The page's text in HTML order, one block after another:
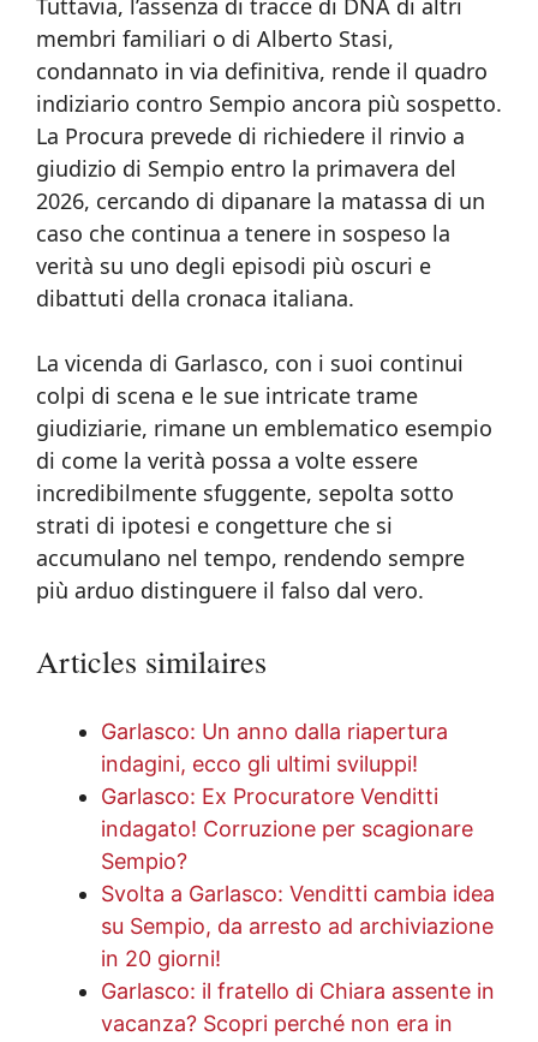
Tuttavia, l’assenza di tracce di DNA di altri
membri familiari o di Alberto Stasi,
condannato in via definitiva, rende il quadro
indiziario contro Sempio ancora più sospetto.
La Procura prevede di richiedere il rinvio a
giudizio di Sempio entro la primavera del
2026, cercando di dipanare la matassa di un
caso che continua a tenere in sospeso la
verità su uno degli episodi più oscuri e
dibattuti della cronaca italiana.
La vicenda di Garlasco, con i suoi continui
colpi di scena e le sue intricate trame
giudiziarie, rimane un emblematico esempio
di come la verità possa a volte essere
incredibilmente sfuggente, sepolta sotto
strati di ipotesi e congetture che si
accumulano nel tempo, rendendo sempre
più arduo distinguere il falso dal vero.
Articles similaires
Garlasco: Un anno dalla riapertura
indagini, ecco gli ultimi sviluppi!
Garlasco: Ex Procuratore Venditti
indagato! Corruzione per scagionare
Sempio?
Svolta a Garlasco: Venditti cambia idea
su Sempio, da arresto ad archiviazione
in 20 giorni!
Garlasco: il fratello di Chiara assente in
vacanza? Scopri perché non era in